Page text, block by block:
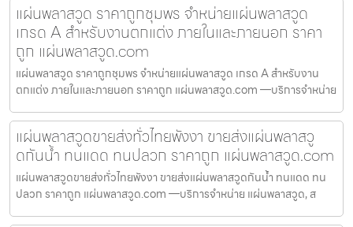
แผ่นพลาสวูด ราคาถูกชุมพร จำหน่ายแผ่นพลาสวูด
เกรด A สำหรับงานตกแต่ง ภายในและภายนอก ราคา
ถูก แผ่นพลาสวูด.com
แผ่นพลาสวูด ราคาถูกชุมพร จำหน่ายแผ่นพลาสวูด เกรด A สำหรับงาน
ตกแต่ง ภายในและภายนอก ราคาถูก แผ่นพลาสวูด.com —บริการจำหน่าย
แผ่นพลาสวูดขายส่งทั่วไทยพังงา ขายส่งแผ่นพลาสวู
ดกันน้ำ ทนแดด ทนปลวก ราคาถูก แผ่นพลาสวูด.com
แผ่นพลาสวูดขายส่งทั่วไทยพังงา ขายส่งแผ่นพลาสวูดกันน้ำ ทนแดด ทน
ปลวก ราคาถูก แผ่นพลาสวูด.com —บริการจำหน่าย แผ่นพลาสวูด, ส